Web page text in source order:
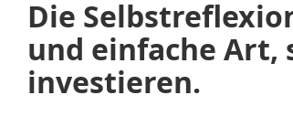
Die
und einfache Art,
investieren.